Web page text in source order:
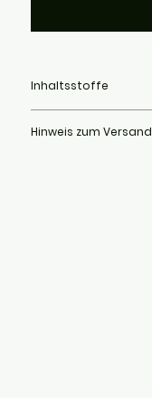
Inhaltsstoffe
Hinweis zum Versand